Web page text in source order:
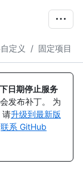
定义 / 固定项目
日期停止服务
发布补丁。 为
请升级到最新版
联系 GitHub